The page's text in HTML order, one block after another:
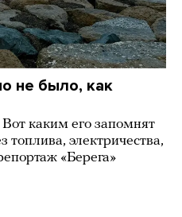
не было, как
каким его запомнят
топлива, электричества,
«Берега»